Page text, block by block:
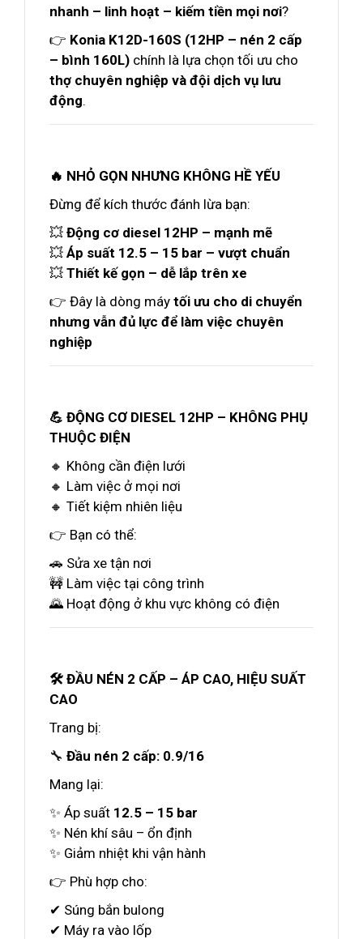
nhanh – linh hoạt – kiếm tiền mọi nơi?
👉 Konia K12D-160S (12HP – nén 2 cấp
– bình 160L) chính là lựa chọn tối ưu cho
thợ chuyên nghiệp và đội dịch vụ lưu
động.
🔥 NHỎ GỌN NHƯNG KHÔNG HỀ YẾU
Đừng để kích thước đánh lừa bạn:
💥 Động cơ diesel 12HP – mạnh mẽ
💥 Áp suất 12.5 – 15 bar – vượt chuẩn
💥 Thiết kế gọn – dễ lắp trên xe
👉 Đây là dòng máy tối ưu cho di chuyển
nhưng vẫn đủ lực để làm việc chuyên
nghiệp
💪 ĐỘNG CƠ DIESEL 12HP – KHÔNG PHỤ
THUỘC ĐIỆN
🔸 Không cần điện lưới
🔸 Làm việc ở mọi nơi
🔸 Tiết kiệm nhiên liệu
👉 Bạn có thể:
🚗 Sửa xe tận nơi
🚧 Làm việc tại công trình
🌄 Hoạt động ở khu vực không có điện
🛠️ ĐẦU NÉN 2 CẤP – ÁP CAO, HIỆU SUẤT
CAO
Trang bị:
🔧 Đầu nén 2 cấp: 0.9/16
Mang lại:
✨ Áp suất 12.5 – 15 bar
✨ Nén khí sâu – ổn định
✨ Giảm nhiệt khi vận hành
👉 Phù hợp cho:
✔ Súng bắn bulong
✔ Máy ra vào lốp